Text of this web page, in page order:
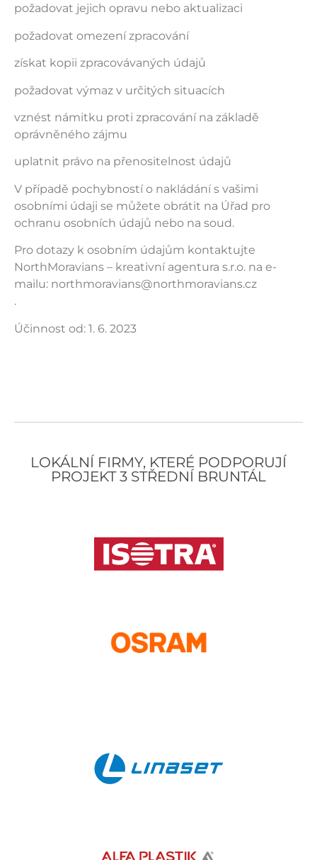
požadovat jejich opravu nebo aktualizaci
požadovat omezení zpracování
získat kopii zpracovávaných údajů
požadovat výmaz v určitých situacích
vznést námitku proti zpracování na základě
oprávněného zájmu
uplatnit právo na přenositelnost údajů
V případě pochybností o nakládání s vašimi
osobními údaji se můžete obrátit na Úřad pro
ochranu osobních údajů nebo na soud.
Pro dotazy k osobním údajům kontaktujte
NorthMoravians – kreativní agentura s.r.o. na e-
mailu: northmoravians@northmoravians.cz
.
Účinnost od: 1. 6. 2023
LOKÁLNÍ FIRMY, KTERÉ PODPORUJÍ
PROJEKT 3 STŘEDNÍ BRUNTÁL